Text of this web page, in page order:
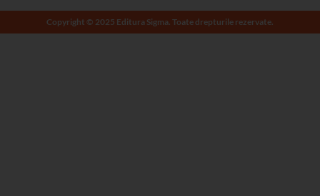
Copyright © 2025 Editura Sigma. Toate drepturile rezervate.